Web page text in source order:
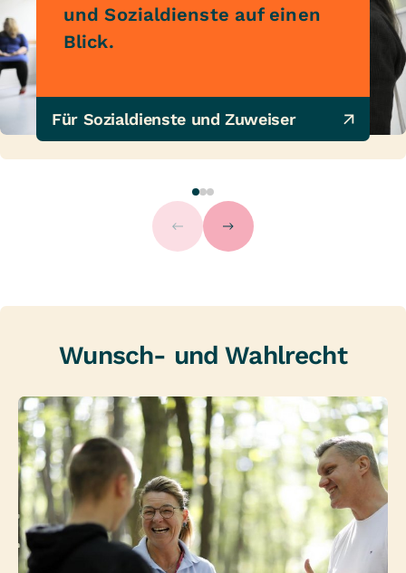
und Sozialdienste auf einen
Blick.
Für Sozialdienste und Zuweiser
Wunsch- und Wahlrecht